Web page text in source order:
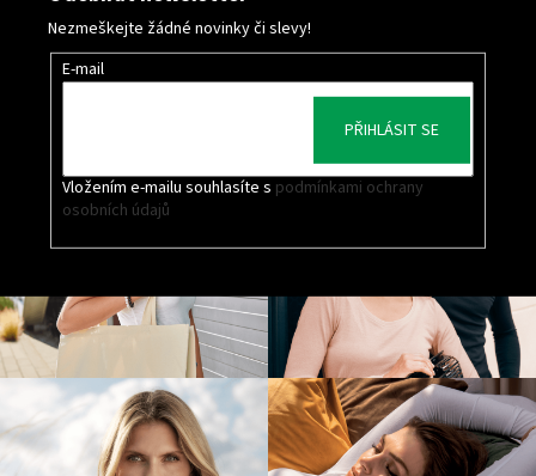
Nezmeškejte žádné novinky či slevy!
E-mail
Vložením e-mailu souhlasíte s podmínkami ochrany
osobních údajů
PŘIHLÁSIT SE